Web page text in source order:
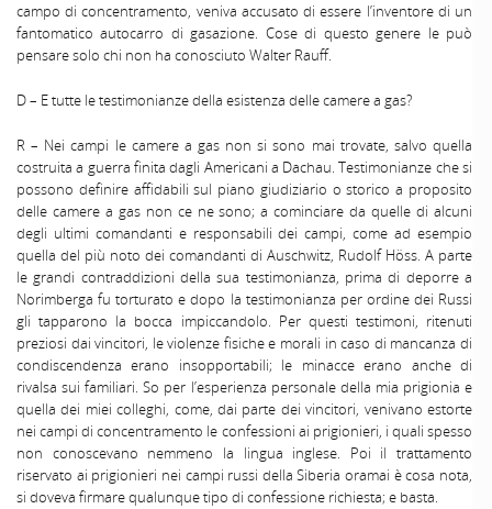
campo di concentramento, veniva accusato di essere l’inventore di un
fantomatico autocarro di gasazione. Cose di questo genere le può
pensare solo chi non ha conosciuto Walter Rauff.
D – E tutte le testimonianze della esistenza delle camere a gas?
R – Nei campi le camere a gas non si sono mai trovate, salvo quella
costruita a guerra finita dagli Americani a Dachau. Testimonianze che si
possono definire affidabili sul piano giudiziario o storico a proposito
delle camere a gas non ce ne sono; a cominciare da quelle di alcuni
degli ultimi comandanti e responsabili dei campi, come ad esempio
quella del più noto dei comandanti di Auschwitz, Rudolf Höss. A parte
le grandi contraddizioni della sua testimonianza, prima di deporre a
Norimberga fu torturato e dopo la testimonianza per ordine dei Russi
gli tapparono la bocca impiccandolo. Per questi testimoni, ritenuti
preziosi dai vincitori, le violenze fisiche e morali in caso di mancanza di
condiscendenza erano insopportabili; le minacce erano anche di
rivalsa sui familiari. So per l’esperienza personale della mia prigionia e
quella dei miei colleghi, come, dai parte dei vincitori, venivano estorte
nei campi di concentramento le confessioni ai prigionieri, i quali spesso
non conoscevano nemmeno la lingua inglese. Poi il trattamento
riservato ai prigionieri nei campi russi della Siberia oramai è cosa nota,
si doveva firmare qualunque tipo di confessione richiesta; e basta.